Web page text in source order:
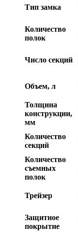
Тип замка
Количество
полок
Число секций
Объем, л
Толщина
конструкции,
мм
Количество
секций
Количество
съемных
полок
Трейзер
Защитное
покрытие